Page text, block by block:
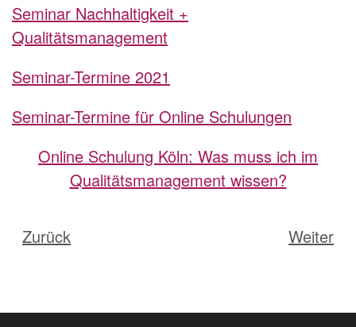
Seminar Nachhaltigkeit +
Qualitätsmanagement
Seminar-Termine 2021
Seminar-Termine für Online Schulungen
Online Schulung Köln: Was muss ich im
Qualitätsmanagement wissen?
Zurück Weiter